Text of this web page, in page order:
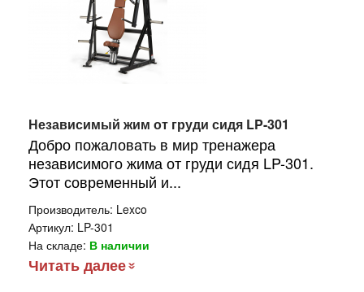
Независимый жим от груди сидя LP-301
Добро пожаловать в мир тренажера
независимого жима от груди сидя LP-301.
Этот современный и...
Производитель: Lexco
Артикул: LP-301
На складе: В наличии
Читать далее